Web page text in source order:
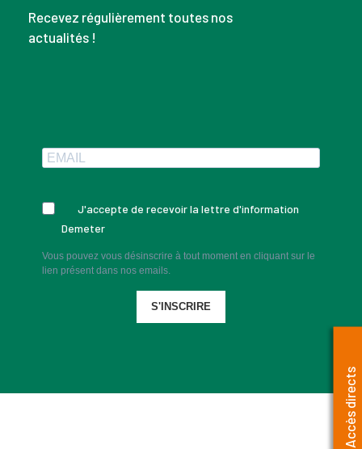
Recevez régulièrement toutes nos
actualités !
J'accepte de recevoir la lettre d'information
Demeter
Vous pouvez vous désinscrire à tout moment en cliquant sur le
lien présent dans nos emails.
S'INSCRIRE
Accès directs